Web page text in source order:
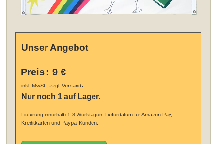
Unser Angebot
Preis : 9 €
inkl. MwSt., zzgl. Versand.
Nur noch 1 auf Lager.
Lieferung innerhalb 1-3 Werktagen.
Lieferdatum für Amazon Pay,
Kreditkarten und Paypal Kunden: